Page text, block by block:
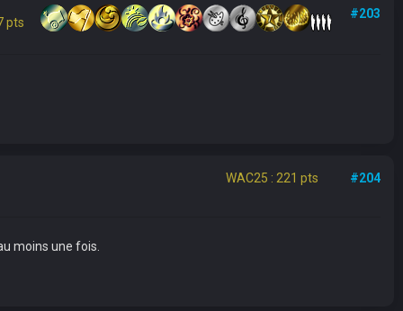
pts
#203
WAC25 : 221 pts #204
moins une fois.